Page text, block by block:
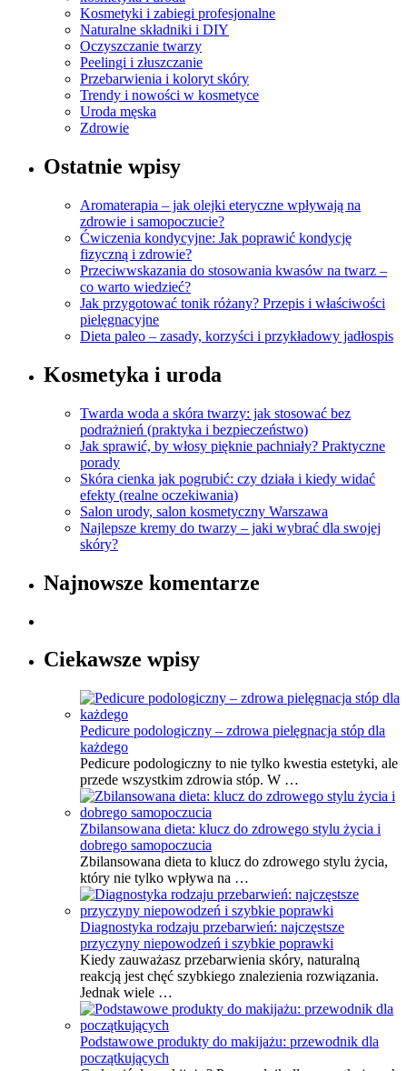
Kosmetyki i zabiegi profesjonalne
Naturalne składniki i DIY
Oczyszczanie twarzy
Peelingi i złuszczanie
Przebarwienia i koloryt skóry
Trendy i nowości w kosmetyce
Uroda męska
Zdrowie
Ostatnie wpisy
Aromaterapia – jak olejki eteryczne wpływają na
zdrowie i samopoczucie?
Ćwiczenia kondycyjne: Jak poprawić kondycję
fizyczną i zdrowie?
Przeciwwskazania do stosowania kwasów na twarz –
co warto wiedzieć?
Jak przygotować tonik różany? Przepis i właściwości
pielęgnacyjne
Dieta paleo – zasady, korzyści i przykładowy jadłospis
Kosmetyka i uroda
Twarda woda a skóra twarzy: jak stosować bez
podrażnień (praktyka i bezpieczeństwo)
Jak sprawić, by włosy pięknie pachniały? Praktyczne
porady
Skóra cienka jak pogrubić: czy działa i kiedy widać
efekty (realne oczekiwania)
Salon urody, salon kosmetyczny Warszawa
Najlepsze kremy do twarzy – jaki wybrać dla swojej
skóry?
Najnowsze komentarze
Ciekawsze wpisy
Pedicure podologiczny – zdrowa pielęgnacja stóp dla
każdego
Pedicure podologiczny to nie tylko kwestia estetyki, ale
przede wszystkim zdrowia stóp. W …
Zbilansowana dieta: klucz do zdrowego stylu życia i
dobrego samopoczucia
Zbilansowana dieta to klucz do zdrowego stylu życia,
który nie tylko wpływa na …
Diagnostyka rodzaju przebarwień: najczęstsze
przyczyny niepowodzeń i szybkie poprawki
Kiedy zauważasz przebarwienia skóry, naturalną
reakcją jest chęć szybkiego znalezienia rozwiązania.
Jednak wiele …
Podstawowe produkty do makijażu: przewodnik dla
początkujących